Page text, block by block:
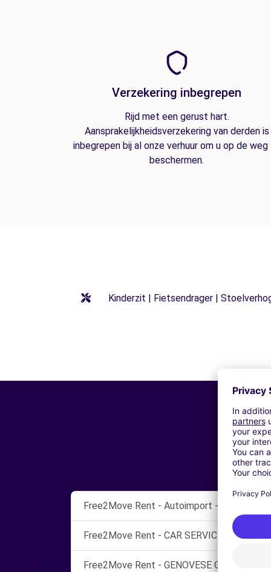
Verzekering inbegrepen
Rijd met een gerust hart.
Aansprakelijkheidsverzekering van derden is
inbegrepen bij al onze verhuur om u op de
beschermen.
Kinderzit | Fietsendrager |
Free2Move Rent - Autoimport - Roma - Via
Free2Move Rent - CAR SERVICE
Free2Move Rent - GENOVESE GIUSEPPE -